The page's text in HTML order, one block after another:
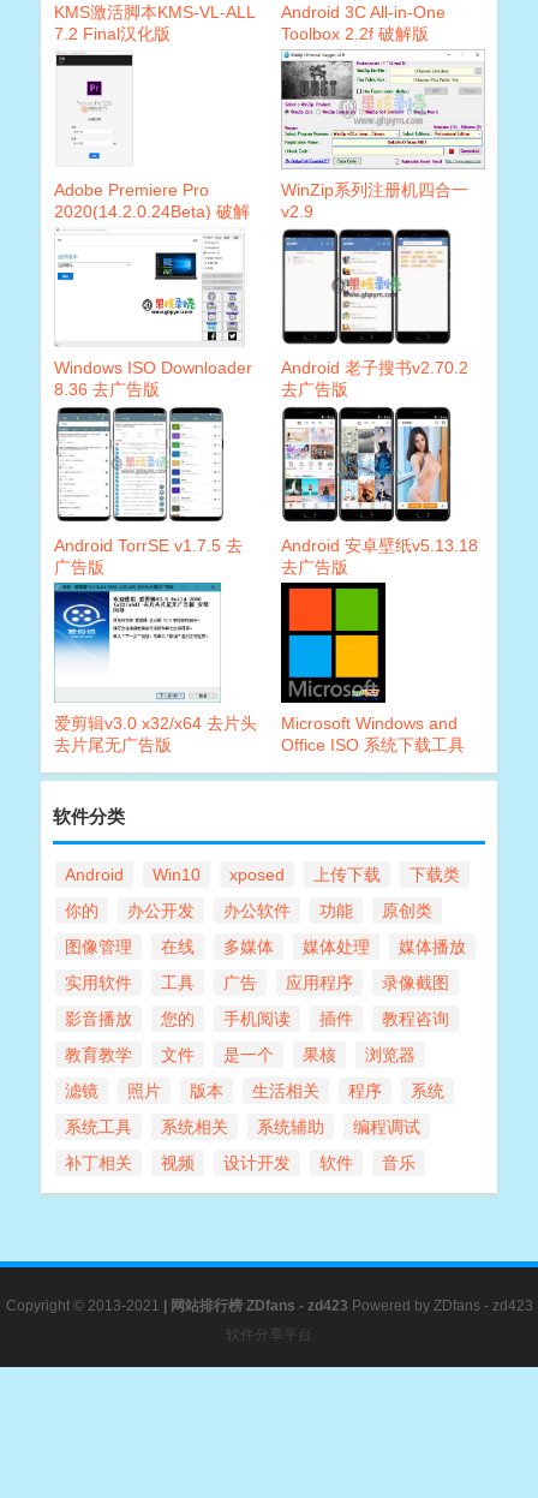
KMS激活脚本KMS-VL-ALL
7.2 Final汉化版
Android 3C All-in-One
Toolbox 2.2f 破解版
Adobe Premiere Pro
2020(14.2.0.24Beta) 破解
版
WinZip系列注册机四合一
v2.9
Windows ISO Downloader
8.36 去广告版
Android 老子搜书v2.70.2
去广告版
Android TorrSE v1.7.5 去
广告版
Android 安卓壁纸v5.13.18
去广告版
爱剪辑v3.0 x32/x64 去片头
去片尾无广告版
Microsoft Windows and
Office ISO 系统下载工具
软件分类
Android Win10 xposed 上传下载
下载类
你的
办公开发 办公软件 功能
原创类
图像管理
在线 多媒体 媒体处理
媒体播放
实用软件
工具 广告 应用程序
录像截图
影音播放
您的 手机阅读 插件
教程咨询
教育教学
文件 是一个 果核
浏览器
滤镜
照片 版本 生活相关 程序
系统
系统工具
系统相关 系统辅助
编程调试
补丁相关
视频 设计开发 软件 音乐
Copyright © 2013-2021 | 网站排行榜ZDfans - zd423 Powered by ZDfans - zd423
软件分享平台